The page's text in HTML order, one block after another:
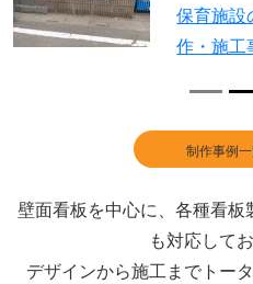
保育施設
作・施工
制作事例
壁面看板を中心に、各種看
も対応して
デザインから施工までトー